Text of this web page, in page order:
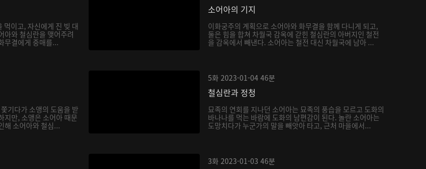
먹이고, 자신에게 진 빚 대
아와 철심란을 맺어주려
무결에게 중매를...
소어아의 기지
이화궁주의 계획으로 소어아와 화무결을 함께 다니게 되고,
둘은 힘을 합쳐 차월국 감옥에 갇힌 철심란의 아버지인 철전
을 감옥에서 빼낸다. 소어아는 철전 대신 차월국에 남아 ...
기다가 소앵의 도움을 받
지만, 소앵은 소어아 때문
해 소어아와 철심...
5화 2023-01-04 46분
철심란과 정청
묘족의 연회를 지나던 소어아는 묘족의 풍습을 모르고 도화의
바나나를 먹는 바람에 도화의 남편감이 된다. 놀란 소어아는
도망치다가 누군가의 말을 빼앗아 타고, 근처 마을에서...
3화 2023-01-03 46분